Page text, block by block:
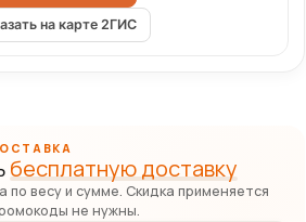
на карте 2ГИС
бесплатную доставку
по весу и сумме. Скидка применяется
не нужны.